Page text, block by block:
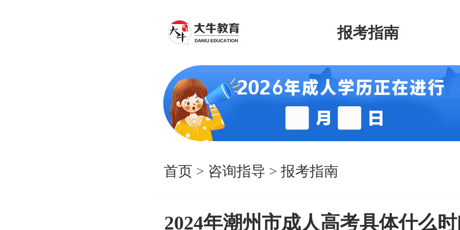
报考指南
首页 > 咨询指导 > 报考指南
2024年潮州市成人高考具体什么